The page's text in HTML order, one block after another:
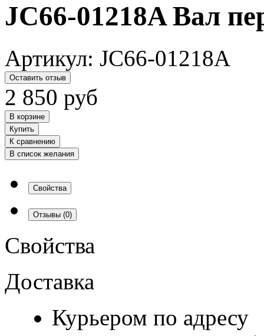
JC66-01218A Вал
Артикул: JC66-01218A
Оставить отзыв
2 850 руб
В корзине
Купить
К сравнению
В список желания
Свойства
Отзывы (0)
Свойства
Доставка
Курьером по адресу